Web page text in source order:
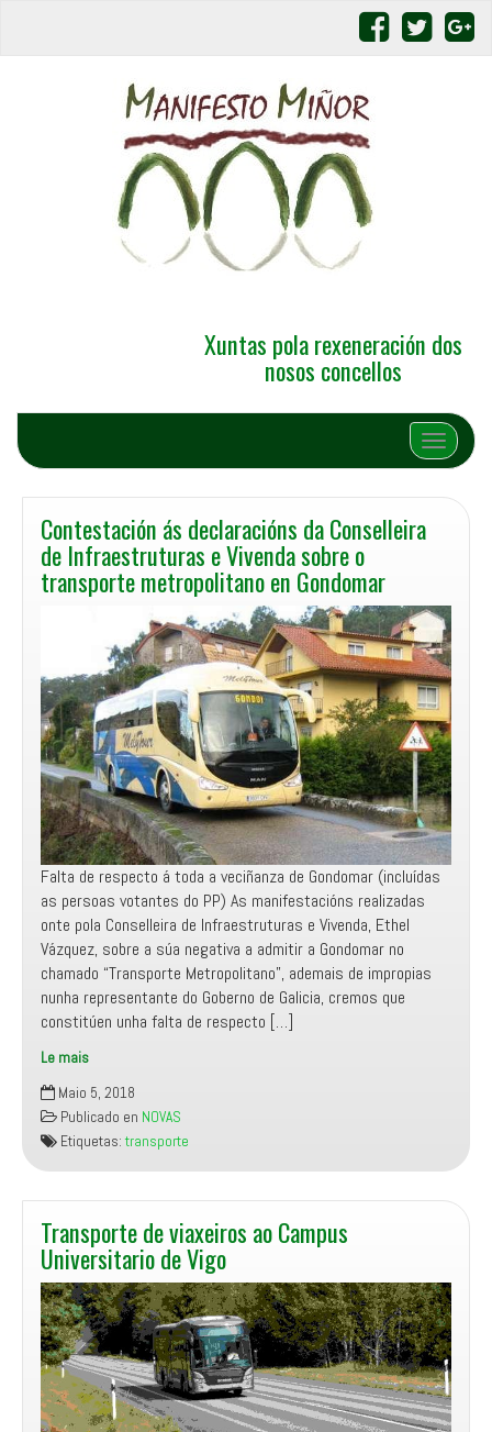
Xuntas pola rexeneración dos
nosos concellos
Alternar
Contestación ás declaracións da Conselleira
de Infraestruturas e Vivenda sobre o
transporte metropolitano en Gondomar
Falta de respecto á toda a veciñanza de Gondomar (incluídas
as persoas votantes do PP) As manifestacións realizadas
onte pola Conselleira de Infraestruturas e Vivenda, Ethel
Vázquez, sobre a súa negativa a admitir a Gondomar no
chamado “Transporte Metropolitano”, ademais de impropias
nunha representante do Goberno de Galicia, cremos que
constitúen unha falta de respecto […]
Le mais
Contestación
ás
declaracións
da
Conselleira
de
Infraestruturas
e
Vivenda
sobre
o
transporte
metropolitano
en
Gondomar
Maio 5, 2018
Publicado en NOVAS
Etiquetas:transporte
Transporte de viaxeiros ao Campus
Universitario de Vigo